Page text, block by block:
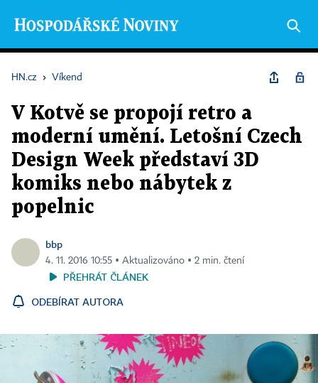
HN.cz › Víkend
V Kotvě se propojí retro a
moderní umění. Letošní Czech
Design Week představí 3D
komiks nebo nábytek z
popelnic
bbp
4. 11. 2016 10:55 ▪ Aktualizováno ▪ 2 min. čtení
PŘEHRÁT ČLÁNEK
ODEBÍRAT AUTORA